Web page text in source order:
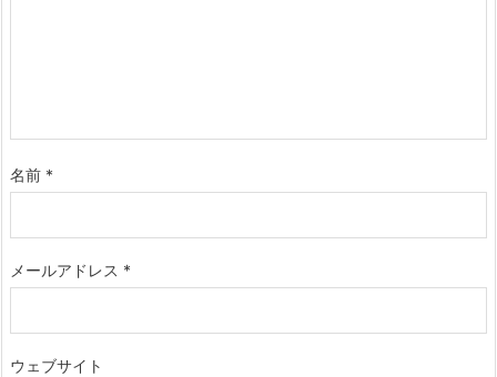
名前 *
メールアドレス *
ウェブサイト